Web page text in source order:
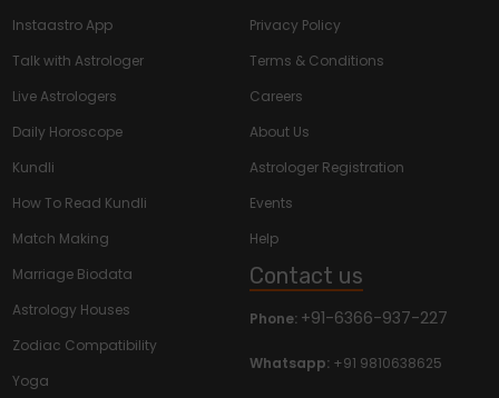
Instaastro App
Talk with Astrologer
Live Astrologers
Daily Horoscope
Kundli
How To Read Kundli
Match Making
Marriage Biodata
Astrology Houses
Zodiac Compatibility
Yoga
Privacy Policy
Terms & Conditions
Careers
About Us
Astrologer Registration
Events
Help
Contact us
Phone: +91-6366-937-227
Whatsapp: +91 9810638625